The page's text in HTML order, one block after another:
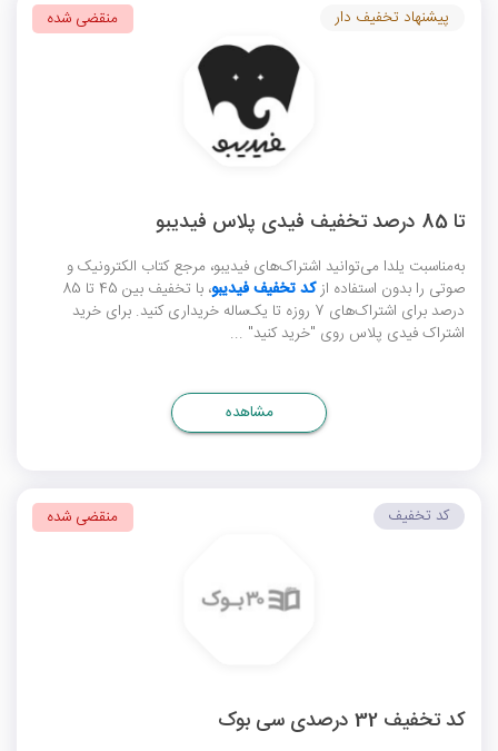
تا 85 درصد تخفیف فیدی پلاس فیدیبو
به‌مناسبت یلدا می‌توانید اشتراک‌های فیدیبو، مرجع کتاب الکترونیک و
صوتی را بدون استفاده ازکد تخفیف فیدیبو
، با تخفیف بین 45 تا 85
درصد برای اشتراک‌های 7 روزه تا یک‌ساله خریداری کنید. برای خرید
اشتراک فیدی پلاس روی "خرید کنید" ...
پیشنهاد تخفیف دار منقضی شده
مشاهده
کد تخفیف 32 درصدی سی بوک
کد تخفیف منقضی شده